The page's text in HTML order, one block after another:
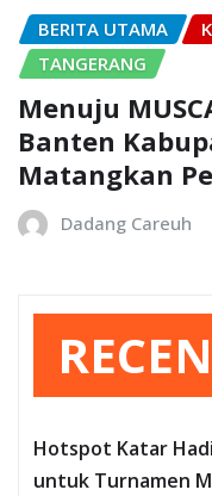
BERITA UTAMA
TANGERANG
Menuju
Banten
Matangkan
Dadang Careuh
Hotspot Katar
untuk Turnamen